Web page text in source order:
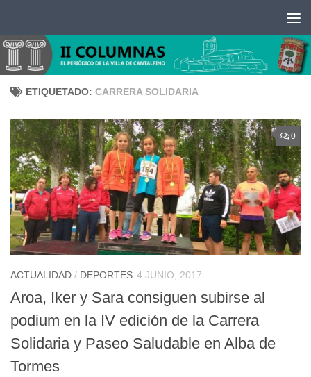
ETIQUETADO: CARRERA SOLIDARIA
0
ACTUALIDAD / DEPORTES 4 JUNIO, 2017
Aroa, Iker y Sara consiguen subirse al
podium en la IV edición de la Carrera
Solidaria y Paseo Saludable en Alba de
Tormes